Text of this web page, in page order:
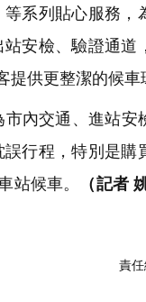
系列貼心服務，
安檢、驗證通道
供更整潔的候車
內交通、進站安
行程，特別是購
站候車。
（記者
責任